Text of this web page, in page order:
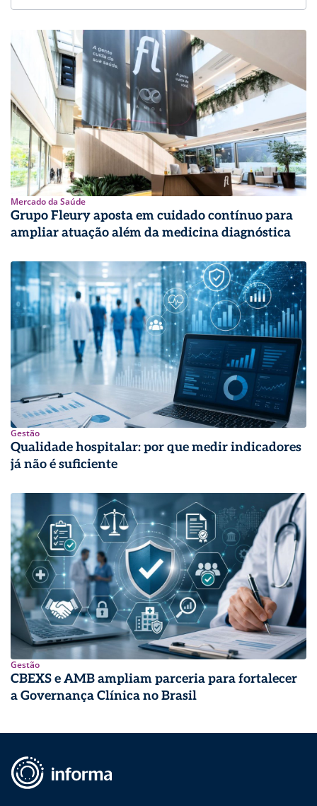
Mercado da Saúde
Grupo Fleury aposta em cuidado contínuo para
ampliar atuação além da medicina diagnóstica
Gestão
Qualidade hospitalar: por que medir indicadores
já não é suficiente
Gestão
CBEXS e AMB ampliam parceria para fortalecer
a Governança Clínica no Brasil